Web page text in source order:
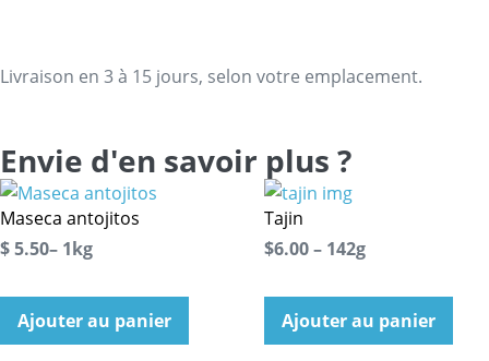
Livraison en 3 à 15 jours, selon votre emplacement.
Envie d'en savoir plus ?
Maseca antojitos
$ 5.50– 1kg
Ajouter au panier
Tajin
$6.00 – 142g
Ajouter au panier